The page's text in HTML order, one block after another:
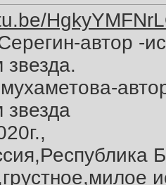
автор -
звезда